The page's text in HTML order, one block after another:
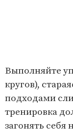
Выполняйте
кругов),
подходами
тренировка
загонять себя